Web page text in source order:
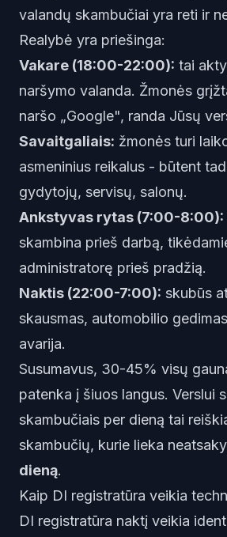
valandų skambučiai yra reti ir
Realybė yra priešinga:
Vakare (18:00-22:00): tai
naršymo valanda. Žmonės
naršo „Google", randa Jūsų
Savaitgaliais: žmonės turi
asmeninius reikalus - būtent
gydytojų, servisų, salonų.
Ankstyvas rytas (7:00-8:00):
skambina prieš darbą,
administratorę prieš pradžią.
Naktis (22:00-7:00): skubūs
skausmas, automobilio
avarija.
Susumavus, 30-45% visų
patenka į šiuos langus. Verslui
skambučiais per dieną tai
skambučių, kurie lieka
dieną.
Kaip DI registratūra veikia
DI registratūra naktį veikia